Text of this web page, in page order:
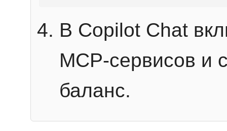
В Copilot Chat
MCP-сервисов и
баланс.